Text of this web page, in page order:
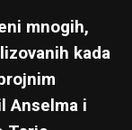
mnogih,
kada
Anselma i